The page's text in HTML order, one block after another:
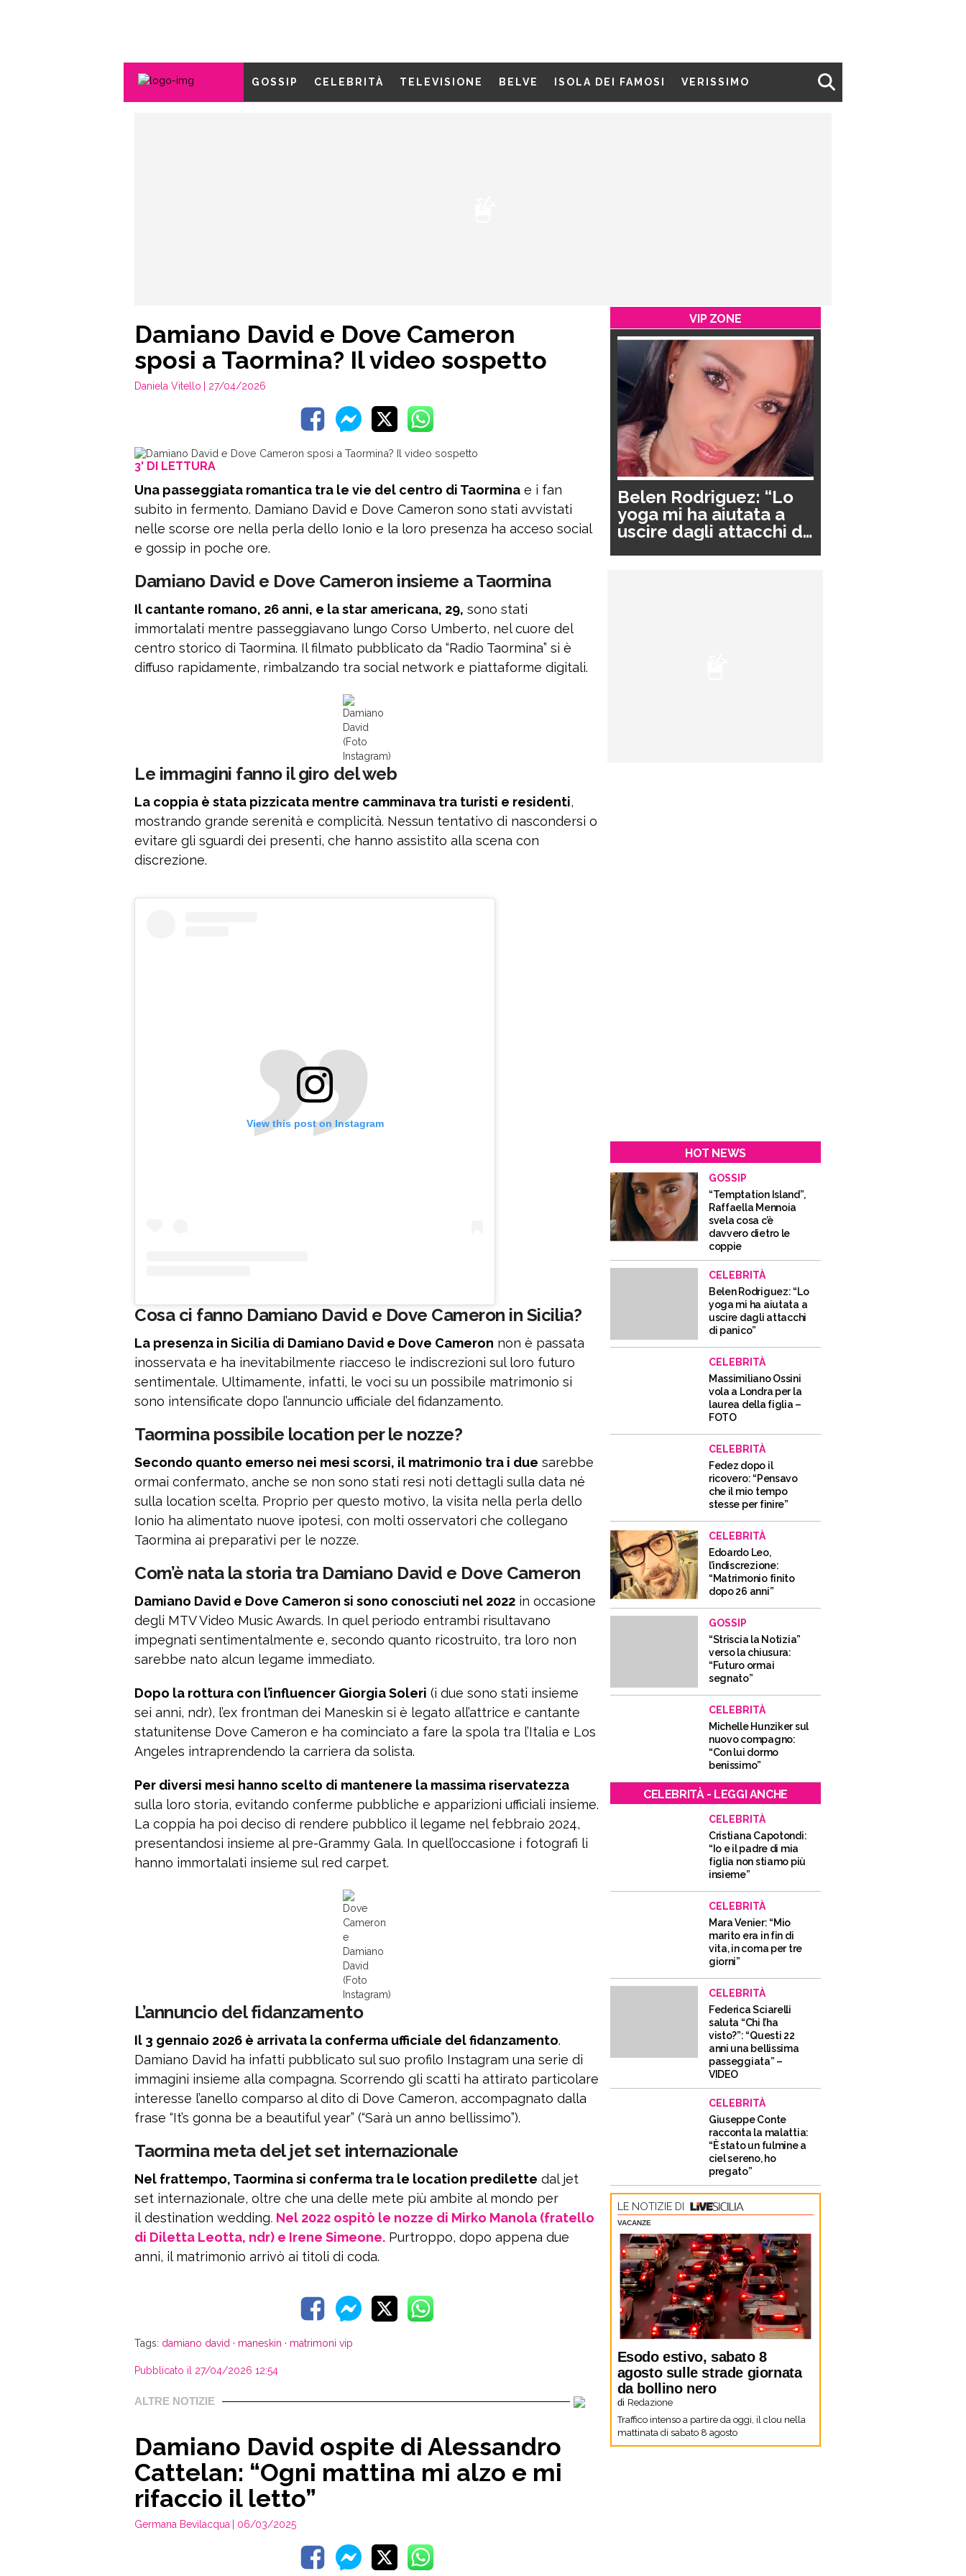
GOSSIP CELEBRITÀ TELEVISIONE BELVE ISOLA DEI FAMOSI VERISSIMO
Damiano David e Dove Cameron
sposi a Taormina? Il video sospetto
Daniela Vitello | 27/04/2026
3' DI LETTURA
Una passeggiata romantica tra le vie del centro di Taormina e i fan
subito in fermento. Damiano David e Dove Cameron sono stati avvistati
nelle scorse ore nella perla dello Ionio e la loro presenza ha acceso social
e gossip in poche ore.
Damiano David e Dove Cameron insieme a Taormina
Il cantante romano, 26 anni, e la star americana, 29, sono stati
immortalati mentre passeggiavano lungo Corso Umberto, nel cuore del
centro storico di Taormina. Il filmato pubblicato da “Radio Taormina” si è
diffuso rapidamente, rimbalzando tra social network e piattaforme digitali.
Damiano
David
(Foto
Instagram)
Le immagini fanno il giro del web
La coppia è stata pizzicata mentre camminava tra turisti e residenti,
mostrando grande serenità e complicità. Nessun tentativo di nascondersi o
evitare gli sguardi dei presenti, che hanno assistito alla scena con
discrezione.
View this post on Instagram
Cosa ci fanno Damiano David e Dove Cameron in Sicilia?
La presenza in Sicilia di Damiano David e Dove Cameron non è passata
inosservata e ha inevitabilmente riacceso le indiscrezioni sul loro futuro
sentimentale. Ultimamente, infatti, le voci su un possibile matrimonio si
sono intensificate dopo l’annuncio ufficiale del fidanzamento.
Taormina possibile location per le nozze?
Secondo quanto emerso nei mesi scorsi, il matrimonio tra i due sarebbe
ormai confermato, anche se non sono stati resi noti dettagli sulla data né
sulla location scelta. Proprio per questo motivo, la visita nella perla dello
Ionio ha alimentato nuove ipotesi, con molti osservatori che collegano
Taormina ai preparativi per le nozze.
Com’è nata la storia tra Damiano David e Dove Cameron
Damiano David e Dove Cameron si sono conosciuti nel 2022 in occasione
degli MTV Video Music Awards. In quel periodo entrambi risultavano
impegnati sentimentalmente e, secondo quanto ricostruito, tra loro non
sarebbe nato alcun legame immediato.
Dopo la rottura con l’influencer Giorgia Soleri (i due sono stati insieme
sei anni, ndr), l’ex frontman dei Maneskin si è legato all’attrice e cantante
statunitense Dove Cameron e ha cominciato a fare la spola tra l’Italia e Los
Angeles intraprendendo la carriera da solista.
Per diversi mesi hanno scelto di mantenere la massima riservatezza
sulla loro storia, evitando conferme pubbliche e apparizioni ufficiali insieme.
La coppia ha poi deciso di rendere pubblico il legame nel febbraio 2024,
presentandosi insieme al pre-Grammy Gala. In quell’occasione i fotografi li
hanno immortalati insieme sul red carpet.
Dove
Cameron
e
Damiano
David
(Foto
Instagram)
L’annuncio del fidanzamento
Il 3 gennaio 2026 è arrivata la conferma ufficiale del fidanzamento.
Damiano David ha infatti pubblicato sul suo profilo Instagram una serie di
immagini insieme alla compagna. Scorrendo gli scatti ha attirato particolare
interesse l’anello comparso al dito di Dove Cameron, accompagnato dalla
frase “It’s gonna be a beautiful year” (“Sarà un anno bellissimo”).
Taormina meta del jet set internazionale
Nel frattempo, Taormina si conferma tra le location predilette dal jet
set internazionale, oltre che una delle mete più ambite al mondo per
il destination wedding. Nel 2022 ospitò le nozze di Mirko Manola (fratello
di Diletta Leotta, ndr) e Irene Simeone. Purtroppo, dopo appena due
anni, il matrimonio arrivò ai titoli di coda.
Tags: damiano david · maneskin · matrimoni vip
Pubblicato il 27/04/2026 12:54
ALTRE NOTIZIE
Damiano David ospite di Alessandro
Cattelan: “Ogni mattina mi alzo e mi
rifaccio il letto”
Germana Bevilacqua | 06/03/2025
VIP ZONE
Belen Rodriguez: “Lo
yoga mi ha aiutata a
uscire dagli attacchi di
HOT NEWS
GOSSIP
“Temptation Island”,
Raffaella Mennoia
svela cosa c’è
davvero dietro le
coppie
CELEBRITÀ
Belen Rodriguez: “Lo
yoga mi ha aiutata a
uscire dagli attacchi
di panico”
CELEBRITÀ
Massimiliano Ossini
vola a Londra per la
laurea della figlia –
FOTO
CELEBRITÀ
Fedez dopo il
ricovero: “Pensavo
che il mio tempo
stesse per finire”
CELEBRITÀ
Edoardo Leo,
l’indiscrezione:
“Matrimonio finito
dopo 26 anni”
GOSSIP
“Striscia la Notizia”
verso la chiusura:
“Futuro ormai
segnato”
CELEBRITÀ
Michelle Hunziker sul
nuovo compagno:
“Con lui dormo
benissimo”
CELEBRITÀ - LEGGI ANCHE
CELEBRITÀ
Cristiana Capotondi:
“Io e il padre di mia
figlia non stiamo più
insieme”
CELEBRITÀ
Mara Venier: “Mio
marito era in fin di
vita, in coma per tre
giorni”
CELEBRITÀ
Federica Sciarelli
saluta “Chi l’ha
visto?”: “Questi 22
anni una bellissima
passeggiata” –
VIDEO
CELEBRITÀ
Giuseppe Conte
racconta la malattia:
“È stato un fulmine a
ciel sereno, ho
pregato”
LE NOTIZIE DI
VACANZE
Esodo estivo, sabato 8
agosto sulle strade giornata
da bollino nero
di Redazione
Traffico intenso a partire da oggi, il clou nella
mattinata di sabato 8 agosto